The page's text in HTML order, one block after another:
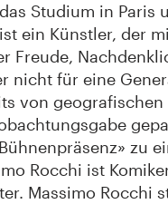
Studium in Paris
ein Künstler, der
Freude,
nicht für eine
von geografischen
zu
Rocchi ist
Massimo Rocchi